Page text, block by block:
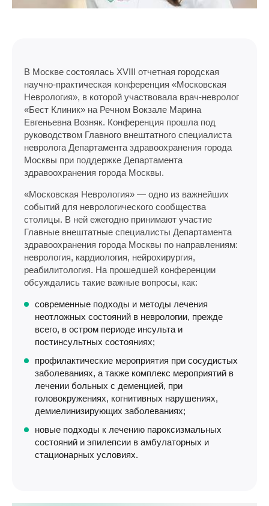
В Москве состоялась XVIII отчетная городская
научно-практическая конференция «Московская
Неврология», в которой участвовала врач-невролог
«Бест Клиник» на Речном Вокзале Марина
Евгеньевна Возняк. Конференция прошла под
руководством Главного внештатного специалиста
невролога Департамента здравоохранения города
Москвы при поддержке Департамента
здравоохранения города Москвы.
«Московская Неврология» — одно из важнейших
событий для неврологического сообщества
столицы. В ней ежегодно принимают участие
Главные внештатные специалисты Департамента
здравоохранения города Москвы по направлениям:
неврология, кардиология, нейрохирургия,
реабилитология. На прошедшей конференции
обсуждались такие важные вопросы, как:
современные подходы и методы лечения
неотложных состояний в неврологии, прежде
всего, в остром периоде инсульта и
постинсультных состояниях;
профилактические мероприятия при сосудистых
заболеваниях, а также комплекс мероприятий в
лечении больных с деменцией, при
головокружениях, когнитивных нарушениях,
демиелинизирующих заболеваниях;
новые подходы к лечению пароксизмальных
состояний и эпилепсии в амбулаторных и
стационарных условиях.